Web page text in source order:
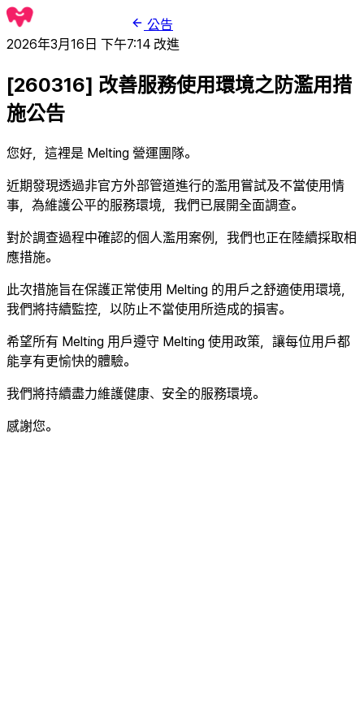
公告
2026年3月16日 下午7:14 改進
[260316] 改善服務使用環境之防濫用措
施公告
您好，這裡是 Melting 營運團隊。
近期發現透過非官方外部管道進行的濫用嘗試及不當使用情
事，為維護公平的服務環境，我們已展開全面調查。
對於調查過程中確認的個人濫用案例，我們也正在陸續採取相
應措施。
此次措施旨在保護正常使用 Melting 的用戶之舒適使用環境，
我們將持續監控，以防止不當使用所造成的損害。
希望所有 Melting 用戶遵守 Melting 使用政策，讓每位用戶都
能享有更愉快的體驗。
我們將持續盡力維護健康、安全的服務環境。
感謝您。